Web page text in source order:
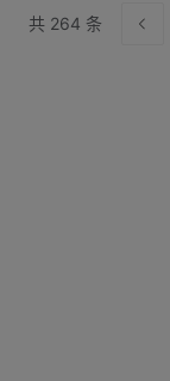
共 264 条